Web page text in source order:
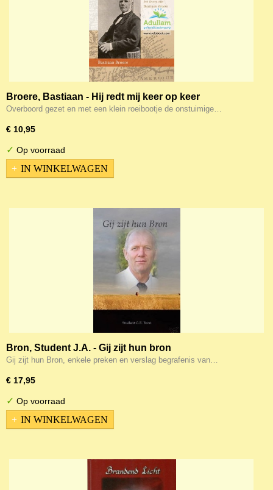
Broere, Bastiaan - Hij redt mij keer op keer
Overboord gezet en met een klein roeibootje de onstuimige…
€ 10,95
✓ Op voorraad
IN WINKELWAGEN
Bron, Student J.A. - Gij zijt hun bron
Gij zijt hun Bron, enkele preken en verslag begrafenis van…
€ 17,95
✓ Op voorraad
IN WINKELWAGEN